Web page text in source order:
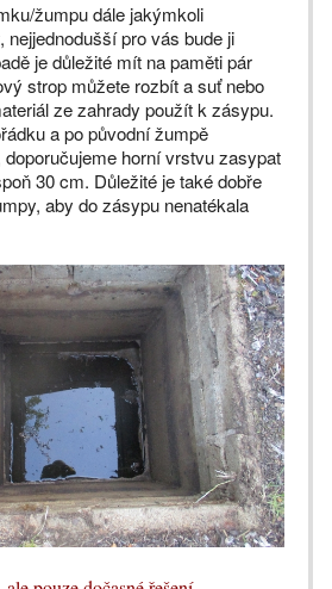
žumpu dále jakýmkoli
pro vás bude ji
je důležité mít na paměti pár
strop můžete rozbít a suť nebo
ze zahrady použít k zásypu.
a po původní žumpě
doporučujeme horní vrstvu zasypat
30 cm. Důležité je také dobře
aby do zásypu nenatékala